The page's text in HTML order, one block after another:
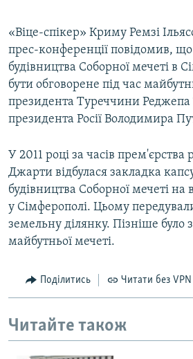
«Віце-спікер» Криму Ремзі
прес-конференції повідомив,
будівництва Соборної мечеті в
бути обговорене під час
президента Туреччини Реджепа
президента Росії Володимира
У 2011 році за часів прем'єрства
Джарти відбулася закладка
будівництва Соборної мечеті на
у Сімферополі. Цьому
земельну ділянку. Пізніше було
майбутньої мечеті.
Поділитись Читати без VPN
Читайте також